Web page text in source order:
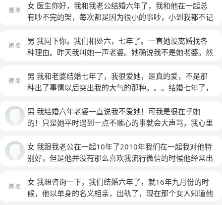
女 医生你好，我和我老公结婚六年了，我和他在一起总
有吵不完的架，每次都是因为很小的事吵，小到我都不记
于脾气很暴躁那种，刚开始我会顺着他，现在我脾气也被
他弄起来了，我和他之间缺乏沟通，他也不怎么关心我，
开工作的，在一起很少，但是每次见面都是不欢而散，今
年下半年我练车，一起练车的有个男的跟我表白说对我一
我，没有我他会疯，他有自己家庭，一开始他没想过离
婚，让我做他情人，我不同意，慢慢的发现我自己也喜欢
坏别人家庭，然后我也跟我老公提出离婚，我老公在外
地，他不知道我爱上别人了，我跟他说离婚缘由是性格不
会改，让我给他时间，可是我并不爱他了，期间每次大吵
架的时候也会说离婚，最后就因为都要孩子没离成，这几
天开始给我发微信关心我，问题是我前几天和那个男的在
男 我问下你。我们相处六，七年了。一直她没离婚找各
种理由。昨天我叫她一声老婆。她确说我不是她老婆。然
老婆是她心里话吗(匿名)
男 我和老婆结婚七年了，我很爱她，是真的爱，不是那
种出了事情以后突出我的大气的那种。。。结婚七年了，
道了我不想也不愿意的事情。出轨了，很多人都说：发生
了这样的事应该先把老婆打一顿，然后再责问为什么这样
下，只是责问为什么走这一步，事情都暴露了，我想要的
是她和我主动和我坦白，她没有，而是我问一件她回答一
不想和她说话，不想理她，中间我还是主动和她谈了几
次，可是每次都比上次多些。我是越问越生气，你就不能
男 我结婚六年老婆一直说我不爱她！可我是很在乎她
的！只是她平时遇到一点不顺心的事就会大声骂，我心里
老婆她看我的表情就会越不高兴！现要和我离！我该怎么
办
女 我跟我老公在一起10年了2010年我们在一起我对他特
别好，但是他并没有那么喜欢我流行微信的时候他经常出
婚，结婚之前我后悔了我害怕他还会背叛我，但是快结婚
了来不及了，结婚是他父母逼的，他不爱我！2016年我
女 我想咨询一下，我们结婚六年了，就16年九月份的时
候，他以单身的名义相亲，出轨了，现在那个女人知道他